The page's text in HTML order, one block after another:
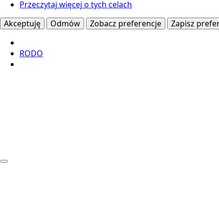
Przeczytaj więcej o tych celach
Akceptuję
Odmów Zobacz preferencje Zapisz
RODO